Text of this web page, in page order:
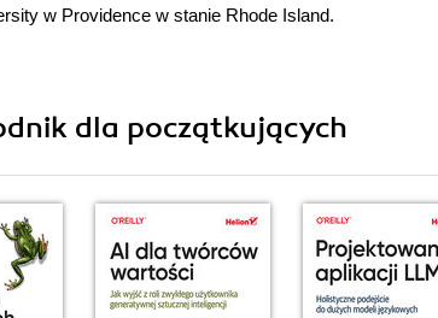
w Providence w stanie Rhode Island.
dla początkujących